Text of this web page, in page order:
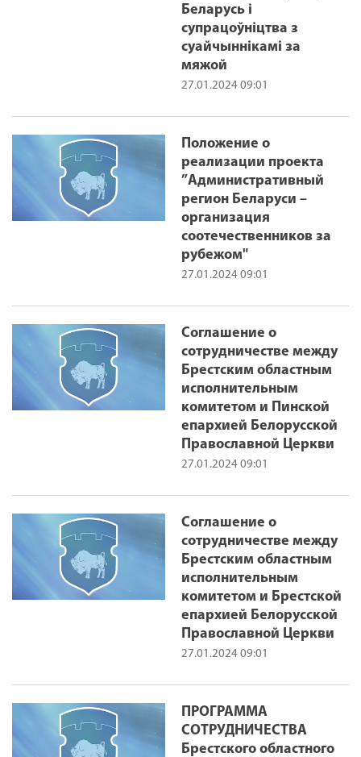
Беларусь і
супрацоўніцтва з
суайчыннікамі за
мяжой
27.01.2024 09:01
Положение о
реализации проекта
”Административный
регион Беларуси –
организация
соотечественников за
рубежом"
27.01.2024 09:01
Соглашение о
сотрудничестве между
Брестским областным
исполнительным
комитетом и Пинской
епархией Белорусской
Православной Церкви
27.01.2024 09:01
Соглашение о
сотрудничестве между
Брестским областным
исполнительным
комитетом и Брестской
епархией Белорусской
Православной Церкви
27.01.2024 09:01
ПРОГРАММА
СОТРУДНИЧЕСТВА
Брестского областного